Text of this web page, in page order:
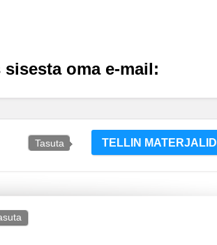
oma e-mail:
Tasuta TELLIN MATERJALID